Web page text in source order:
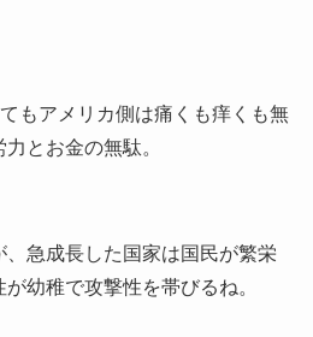
もアメリカ側は痛くも痒くも無
とお金の無駄。
、急成長した国家は国民が繁栄
幼稚で攻撃性を帯びるね。